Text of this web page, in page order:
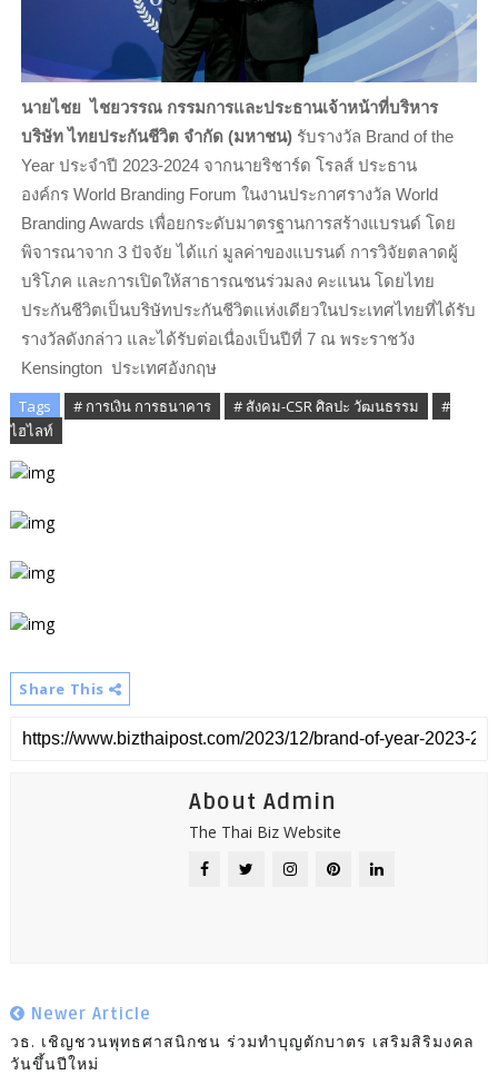
นายไชย ไชยวรรณ กรรมการและประธานเจ้าหน้าที่บริหาร
บริษัท ไทยประกันชีวิต จำกัด (มหาชน) รับรางวัล Brand of the
Year ประจำปี 2023-2024 จากนายริชาร์ด โรลส์ ประธาน
องค์กร World Branding Forum ในงานประกาศรางวัล World
Branding Awards เพื่อยกระดับมาตรฐานการสร้างแบรนด์ โดย
พิจารณาจาก 3 ปัจจัย ได้แก่ มูลค่าของแบรนด์ การวิจัยตลาดผู้
บริโภค และการเปิดให้สาธารณชนร่วมลง คะแนน โดยไทย
ประกันชีวิตเป็นบริษัทประกันชีวิตแห่งเดียวในประเทศไทยที่ได้รับ
รางวัลดังกล่าว และได้รับต่อเนื่องเป็นปีที่ 7 ณ พระราชวัง
Kensington ประเทศอังกฤษ
Tags # การเงิน การธนาคาร # สังคม-CSR ศิลปะ วัฒนธรรม
#
ไฮไลท์
Share This
About Admin
The Thai Biz Website
Newer Article
วธ. เชิญชวนพุทธศาสนิกชน ร่วมทำบุญตักบาตร เสริมสิริมงคล
วันขึ้นปีใหม่